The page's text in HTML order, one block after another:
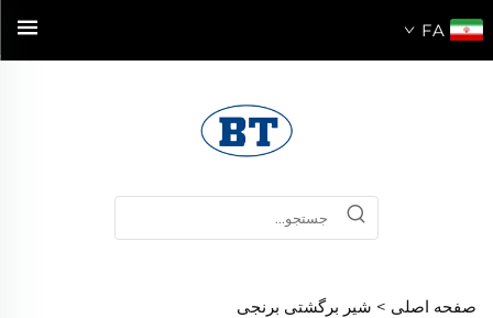
FA
صفحه اصلی > شیر برگشتی برنجی